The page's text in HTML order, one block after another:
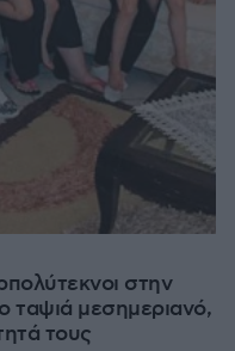
στην
ταψιά μεσημεριανό,
τους